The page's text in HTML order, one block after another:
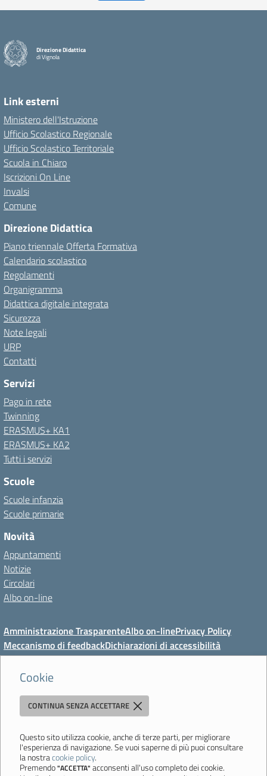
Cookie
CONTINUA SENZA ACCETTARE
Questo sito utilizza cookie, anche di terze parti, per migliorare
l'esperienza di navigazione. Se vuoi saperne di più puoi consultare
la nostracookie policy.
Premendo"ACCETTA" acconsenti all'uso completo dei cookie.
Direzione Didattica
di Vignola
Link esterni
Ministero dell'Istruzione
Ufficio Scolastico Regionale
Ufficio Scolastico Territoriale
Scuola in Chiaro
Iscrizioni On Line
Invalsi
Comune
Direzione Didattica
Piano triennale Offerta Formativa
Calendario scolastico
Regolamenti
Organigramma
Didattica digitale integrata
Sicurezza
Note legali
URP
Contatti
Servizi
Pago in rete
Twinning
ERASMUS+ KA1
ERASMUS+ KA2
Tutti i servizi
Scuole
Scuole infanzia
Scuole primarie
Novità
Appuntamenti
Notizie
Circolari
Albo on-line
Amministrazione TrasparenteAlbo on-linePrivacy Policy
Meccanismo di feedbackDichiarazioni di accessibilità
Preferenze cookie
Direzione Didattica di Vignola
"Tutti diversamente uguali, tutti ugualmente diversi"
Viale Mazzini, 18 - 41058 Vignola (MO) - Tel. 059 771117 - Fax 059
771113 - Email:moee06000a@istruzione.it- PEC:
moee06000a@pec.istruzione.it